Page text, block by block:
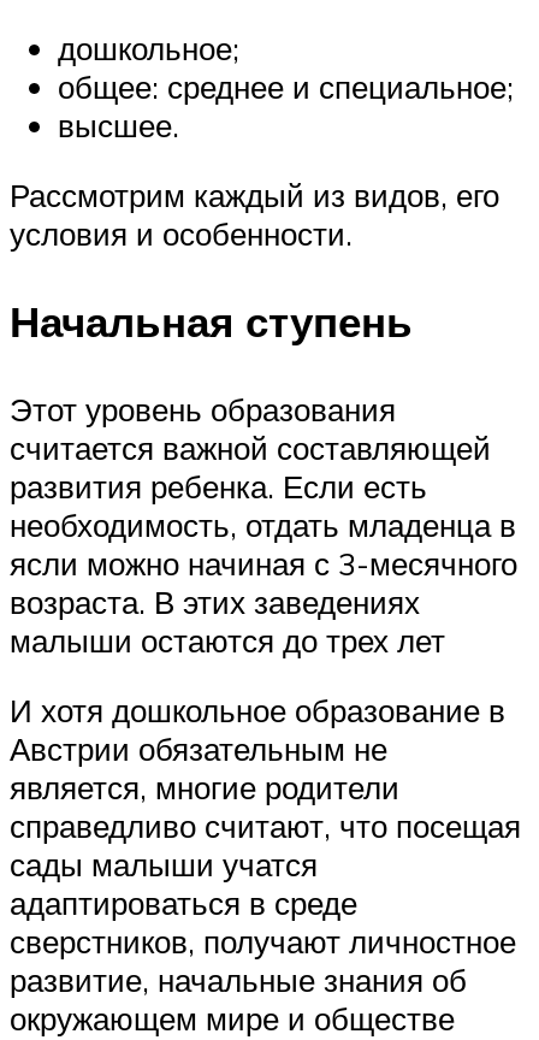
дошкольное;
общее: среднее и специальное;
высшее.
Рассмотрим каждый из видов, его
условия и особенности.
Начальная ступень
Этот уровень образования
считается важной составляющей
развития ребенка. Если есть
необходимость, отдать младенца в
ясли можно начиная с 3-месячного
возраста. В этих заведениях
малыши остаются до трех лет
И хотя дошкольное образование в
Австрии обязательным не
является, многие родители
справедливо считают, что посещая
сады малыши учатся
адаптироваться в среде
сверстников, получают личностное
развитие, начальные знания об
окружающем мире и обществе